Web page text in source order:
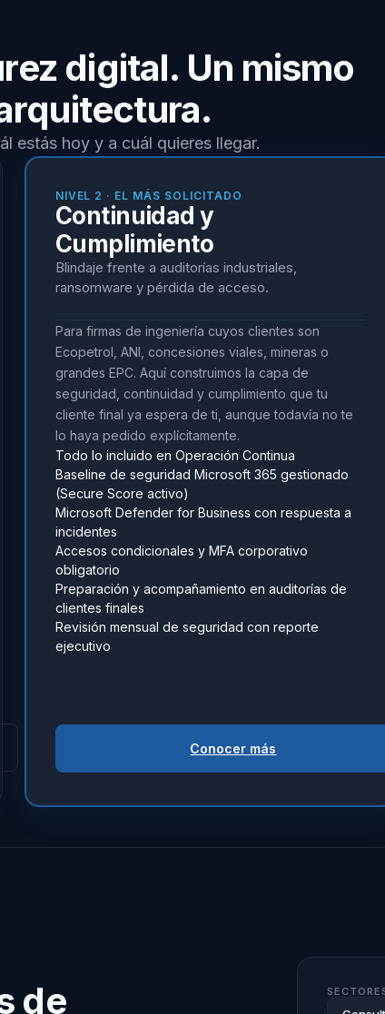
digital. Un mismo
estás hoy y a cuál quieres llegar.
NIVEL 2 · EL MÁS SOLICITADO
Continuidad y
Cumplimiento
Blindaje frente a auditorías industriales,
ransomware y pérdida de acceso.
Para firmas de ingeniería cuyos clientes son
Ecopetrol, ANI, concesiones viales, mineras o
grandes EPC. Aquí construimos la capa de
seguridad, continuidad y cumplimiento que tu
cliente final ya espera de ti, aunque todavía no te
lo haya pedido explícitamente.
Todo lo incluido en Operación Continua
Baseline de seguridad Microsoft 365 gestionado
(Secure Score activo)
Microsoft Defender for Business con respuesta a
incidentes
Accesos condicionales y MFA corporativo
obligatorio
Preparación y acompañamiento en auditorías de
clientes finales
Revisión mensual de seguridad con reporte
ejecutivo
Conocer más
de